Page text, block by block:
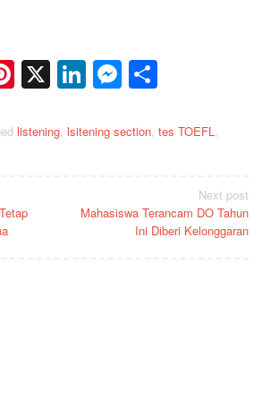
Pinterest
X LinkedIn
listening lsitening section tes TOEFL
Next post
Mahasiswa Terancam DO Tahun
Ini Diberi Kelonggaran